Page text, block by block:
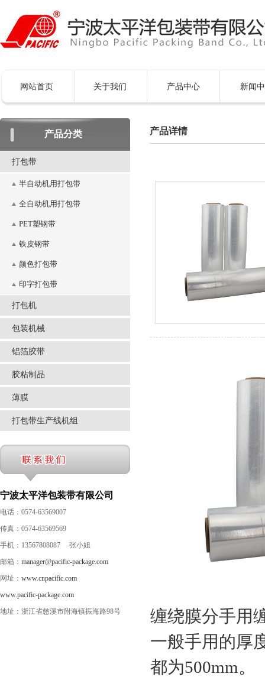
网站首页 关于我们 产品中心 新闻
产品分类
打包带
半自动机用打包带
全自动机用打包带
PET塑钢带
铁皮钢带
颜色打包带
印字打包带
打包机
包装机械
铝箔胶带
胶粘制品
薄膜
打包带生产线机组
宁波太平洋包装带有限公司
电话：0574-63569007
传真：0574-63569569
手机：13567808087 张小姐
邮箱： manager@pacific-package.com
网址： www.cnpacific.com
www.pacific-package.com
地址：浙江省慈溪市附海镇振海路98号
产品详情
缠绕膜分手用
一般手用的厚
都为500mm。